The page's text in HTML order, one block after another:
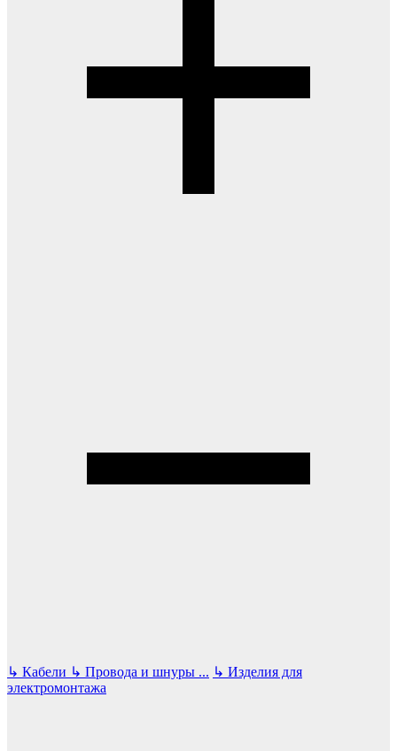
↳ Кабели ↳ Провода и шнуры ... ↳ Изделия для
электромонтажа